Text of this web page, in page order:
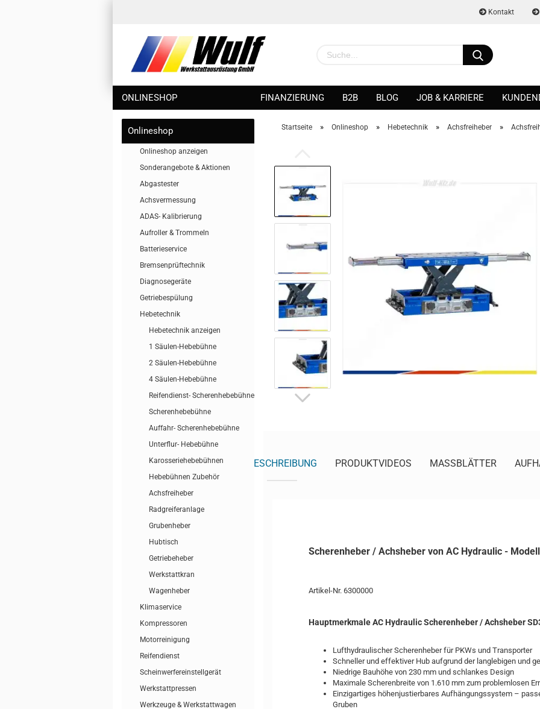
Kontakt
ONLINESHOP FINANZIERUNG B2B BLOG JOB & KARRIERE
Startseite » Onlineshop » Hebetechnik » Achsfreiheber »
BESCHREIBUNG PRODUKTVIDEOS MASSBLÄTTER
Scherenheber / Achsheber von AC Hydraulic -
Artikel-Nr. 6300000
Hauptmerkmale AC Hydraulic Scherenheber / Achsheber
Lufthydraulischer Scherenheber für PKWs und Transporter
Schneller und effektiver Hub aufgrund der langlebigen und
Niedrige Bauhöhe von 230 mm und schlankes Design
Maximale Scherenbreite von 1.610 mm zum problemlosen
Einzigartiges höhenjustierbares Aufhängungssystem –
Gruben
Onlineshop
Onlineshop anzeigen
Sonderangebote & Aktionen
Abgastester
Achsvermessung
ADAS- Kalibrierung
Aufroller & Trommeln
Batterieservice
Bremsenprüftechnik
Diagnosegeräte
Getriebespülung
Hebetechnik
Hebetechnik anzeigen
1 Säulen-Hebebühne
2 Säulen-Hebebühne
4 Säulen-Hebebühne
Reifendienst- Scherenhebebühne
Scherenhebebühne
Auffahr- Scherenhebebühne
Unterflur- Hebebühne
Karosseriehebebühnen
Hebebühnen Zubehör
Achsfreiheber
Radgreiferanlage
Grubenheber
Hubtisch
Getriebeheber
Werkstattkran
Wagenheber
Klimaservice
Kompressoren
Motorreinigung
Reifendienst
Scheinwerfereinstellgerät
Werkstattpressen
Werkzeuge & Werkstattwagen